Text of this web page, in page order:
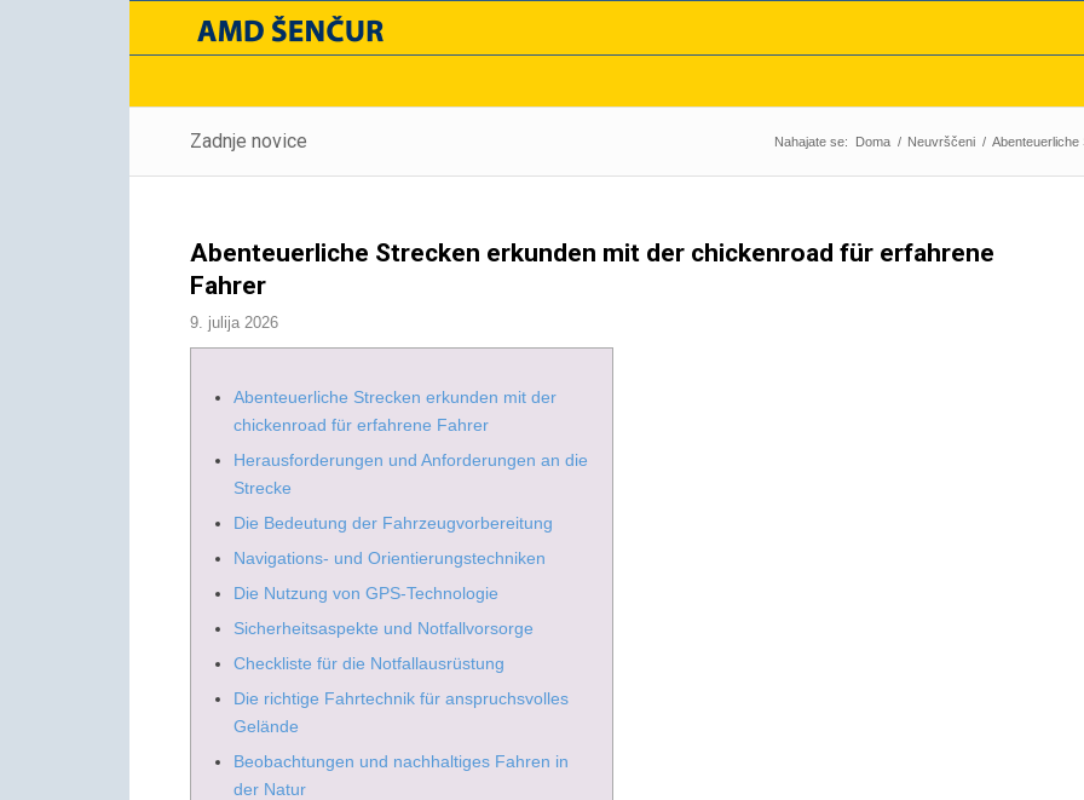
Zadnje novice Nahajate se: Doma / Neuvrščeni /
Abenteuerliche Strecken erkunden mit der chickenroad für erfahrene
Fahrer
9. julija 2026
Abenteuerliche Strecken erkunden mit der
chickenroad für erfahrene Fahrer
Herausforderungen und Anforderungen an die
Strecke
Die Bedeutung der Fahrzeugvorbereitung
Navigations- und Orientierungstechniken
Die Nutzung von GPS-Technologie
Sicherheitsaspekte und Notfallvorsorge
Checkliste für die Notfallausrüstung
Die richtige Fahrtechnik für anspruchsvolles
Gelände
Beobachtungen und nachhaltiges Fahren in
der Natur